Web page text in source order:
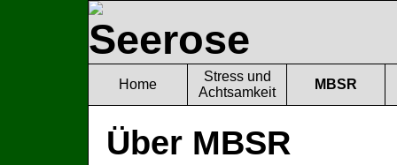
Home
Stress und
Achtsamkeit
MBSR
Über MBSR